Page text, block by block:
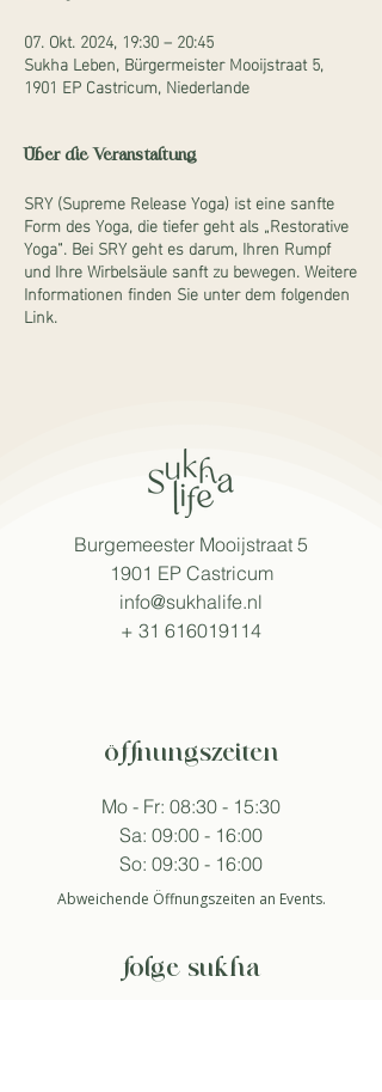
07. Okt. 2024, 19:30 – 20:45
Sukha Leben, Bürgermeister Mooijstraat 5,
1901 EP Castricum, Niederlande
Über die Veranstaltung
SRY (Supreme Release Yoga) ist eine sanfte
Form des Yoga, die tiefer geht als „Restorative
Yoga“. Bei SRY geht es darum, Ihren Rumpf
und Ihre Wirbelsäule sanft zu bewegen. Weitere
Informationen finden Sie unter dem folgenden
Link.
Burgemeester Mooijstraat 5
1901 EP Castricum
info@sukhalife.nl
+ 31 616019114
öffnungszeiten
Mo - Fr: 08:30 - 15:30
Sa: 09:00 - 16:00
So: 09:30 - 16:00
Abweichende Öffnungszeiten an Events.
folge sukha